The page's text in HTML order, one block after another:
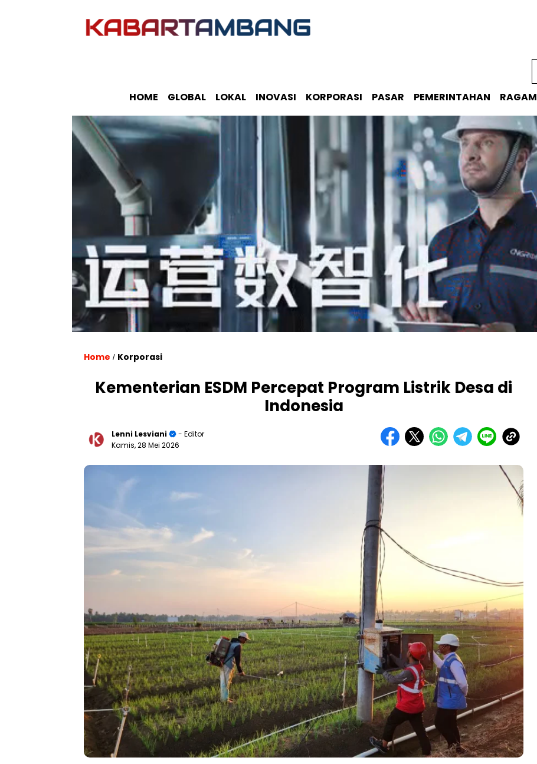
HOME GLOBAL LOKAL INOVASI KORPORASI PASAR PEMERINTAHAN RAGAM
Home / Korporasi
Kementerian ESDM Percepat Program Listrik Desa di
Indonesia
Lenni Lesviani
- Editor
Kamis, 28 Mei 2026